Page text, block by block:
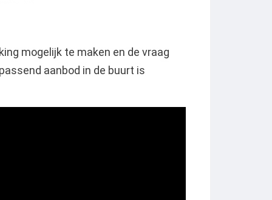
mogelijk te maken en de vraag
aanbod in de buurt is